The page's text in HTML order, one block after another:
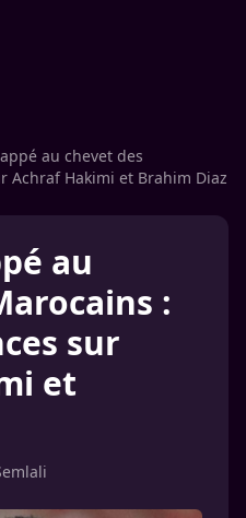
au chevet des
Achraf Hakimi et Brahim Diaz
au
:
sur
et